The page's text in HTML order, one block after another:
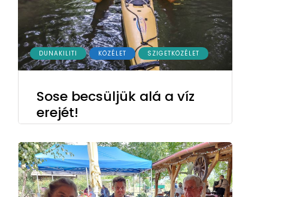
DUNAKILITI KÖZÉLET SZIGETKÖZÉLET
Sose becsüljük alá a víz
erejét!